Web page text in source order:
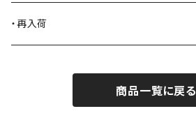
BLACK JACK BOOTS
BY ROBERT JAMES
ライター
2026.7.31
・再入荷
商品一覧に戻る